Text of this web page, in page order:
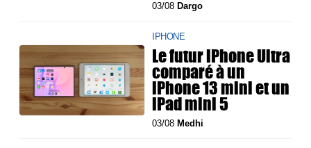
03/08 Dargo
IPHONE
Le futur iPhone Ultra
comparé à un
iPhone 13 mini et un
iPad mini 5
03/08 Medhi